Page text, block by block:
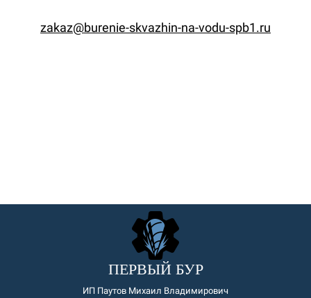
zakaz@burenie-skvazhin-na-vodu-spb1.ru
ПЕРВЫЙ БУР
ИП Паутов Михаил Владимирович